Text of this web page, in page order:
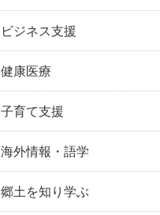
ビジネス支援
健康医療
子育て支援
海外情報・語学
郷土を知り学ぶ